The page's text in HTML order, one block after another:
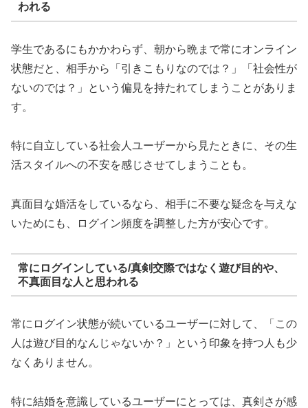
われる
学生であるにもかかわらず、朝から晩まで常にオンライン
状態だと、相手から「引きこもりなのでは？」「社会性が
ないのでは？」という偏見を持たれてしまうことがありま
す。
特に自立している社会人ユーザーから見たときに、その生
活スタイルへの不安を感じさせてしまうことも。
真面目な婚活をしているなら、相手に不要な疑念を与えな
いためにも、ログイン頻度を調整した方が安心です。
常にログインしている/真剣交際ではなく遊び目的や、
不真面目な人と思われる
常にログイン状態が続いているユーザーに対して、「この
人は遊び目的なんじゃないか？」という印象を持つ人も少
なくありません。
特に結婚を意識しているユーザーにとっては、真剣さが感